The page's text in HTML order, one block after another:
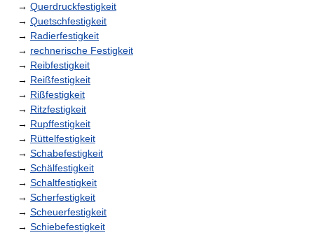
→ Querdruckfestigkeit
→ Quetschfestigkeit
→ Radierfestigkeit
→ rechnerische Festigkeit
→ Reibfestigkeit
→ Reißfestigkeit
→ Rißfestigkeit
→ Ritzfestigkeit
→ Rupffestigkeit
→ Rüttelfestigkeit
→ Schabefestigkeit
→ Schälfestigkeit
→ Schaltfestigkeit
→ Scherfestigkeit
→ Scheuerfestigkeit
→ Schiebefestigkeit